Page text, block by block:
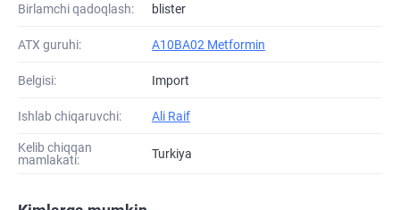
Birlamchi qadoqlash: blister
ATХ guruhi: A10BA02 Metformin
Belgisi: Import
Ishlab chiqaruvchi: Ali Raif
Kelib chiqqan
mamlakati:
Turkiya